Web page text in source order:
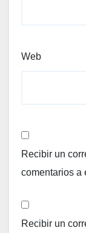
Web
Recibir un
comentarios a
Recibir un